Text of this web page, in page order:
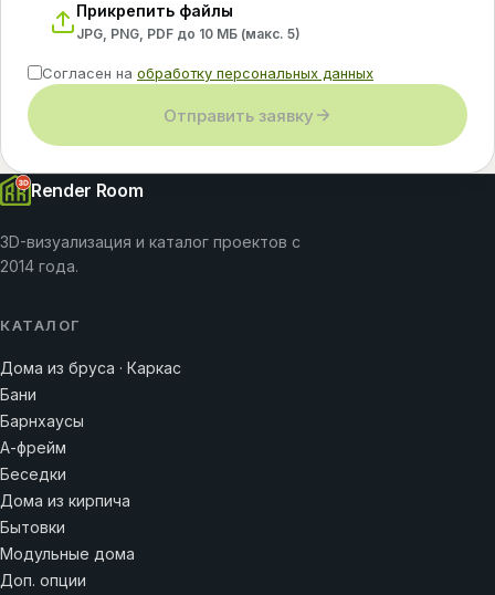
Прикрепить файлы
JPG, PNG, PDF до 10 МБ (макс. 5)
Согласен на обработку персональных данных
Отправить заявку
Render Room
3D-визуализация и каталог проектов с
2014 года.
КАТАЛОГ
Дома из бруса · Каркас
Бани
Барнхаусы
А-фрейм
Беседки
Дома из кирпича
Бытовки
Модульные дома
Доп. опции